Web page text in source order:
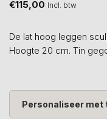
€115,00 Incl. btw
De lat hoog leggen
Hoogte 20 cm. Tin
Personaliseer met